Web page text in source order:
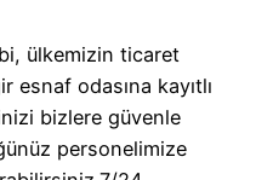
ülkemizin ticaret
esnaf odasına kayıtlı
bizlere güvenle
personelimize